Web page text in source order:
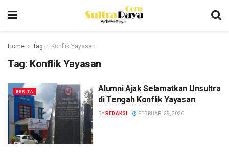
Home Tag Konflik Yayasan
Tag: Konflik Yayasan
BERITA
Alumni Ajak Selamatkan Unsultra
di Tengah Konflik Yayasan
BY REDAKSI FEBRUARI 28, 2026